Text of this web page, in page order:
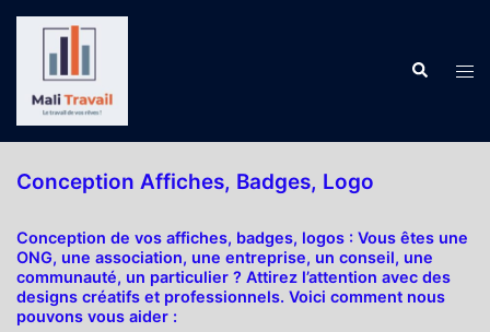
contenu
Conception Affiches, Badges, Logo
Conception de vos affiches, badges, logos : Vous êtes une
ONG, une association, une entreprise, un conseil, une
communauté, un particulier ? Attirez l’attention avec des
designs créatifs et professionnels. Voici comment nous
pouvons vous aider :